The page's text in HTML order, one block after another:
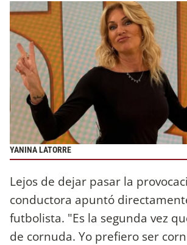
YANINA LATORRE
Lejos de dejar pasar la
conductora apuntó
futbolista. "Es la segunda vez
de cornuda. Yo prefiero ser